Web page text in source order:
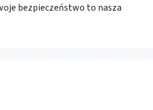
bezpieczeństwo to nasza